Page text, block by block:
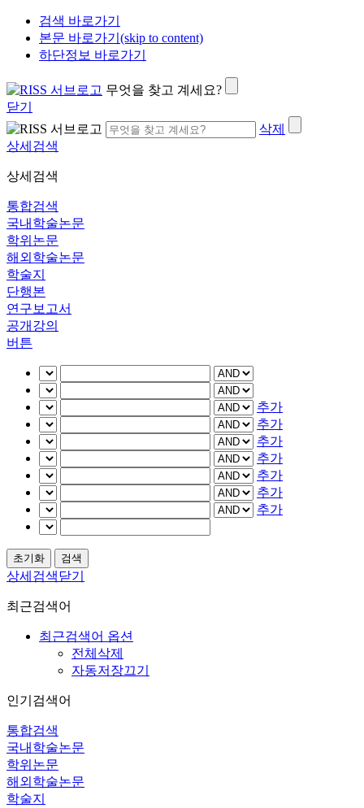
검색 바로가기
본문 바로가기(skip to content)
하단정보 바로가기
무엇을 찾고 계세요?
닫기
삭제
상세검색
상세검색
통합검색
국내학술논문
학위논문
해외학술논문
학술지
단행본
연구보고서
공개강의
버튼
추가
추가
추가
추가
추가
추가
추가
상세검색닫기
최근검색어
최근검색어 옵션
전체삭제
자동저장끄기
인기검색어
통합검색
국내학술논문
학위논문
해외학술논문
학술지